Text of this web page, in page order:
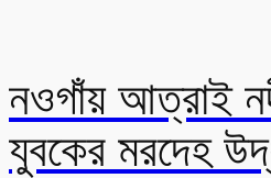
নওগাঁয় আত্রাই
যুবকের মরদেহ